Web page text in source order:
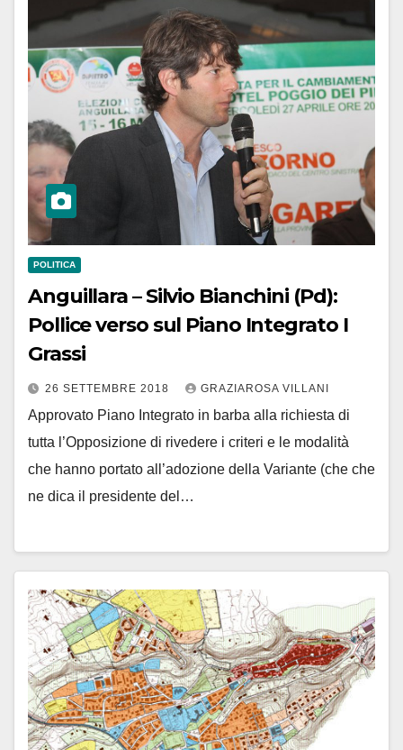
POLITICA
Anguillara – Silvio Bianchini (Pd):
Pollice verso sul Piano Integrato I
Grassi
26 SETTEMBRE 2018 GRAZIAROSA VILLANI
Approvato Piano Integrato in barba alla richiesta di
tutta l’Opposizione di rivedere i criteri e le modalità
che hanno portato all’adozione della Variante (che che
ne dica il presidente del…